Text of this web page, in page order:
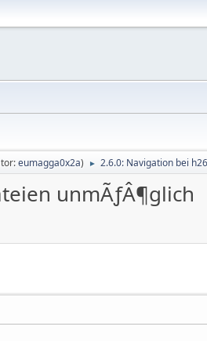
eumagga0x2a) ► 2.6.0: Navigation bei
unmÃƒÂ¶glich